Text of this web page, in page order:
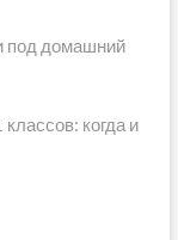
под домашний
когда и